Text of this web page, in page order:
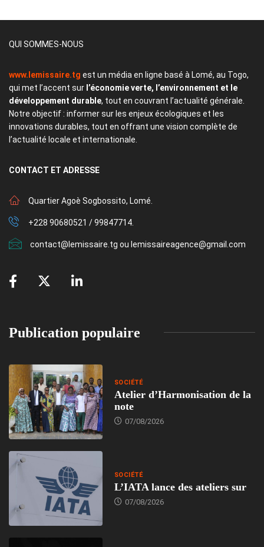
QUI SOMMES-NOUS
www.lemissaire.tg est un média en ligne basé à Lomé, au Togo,
qui met l’accent sur l’économie verte, l’environnement et le
développement durable, tout en couvrant l’actualité générale.
Notre objectif : informer sur les enjeux écologiques et les
innovations durables, tout en offrant une vision complète de
l’actualité locale et internationale.
CONTACT ET ADRESSE
Quartier Agoè Sogbossito, Lomé.
+228 90680521 / 99847714.
contact@lemissaire.tg ou lemissaireagence@gmail.com
Publication populaire
SOCIÉTÉ
Atelier d’Harmonisation de la
note
07/08/2026
SOCIÉTÉ
L’IATA lance des ateliers sur
07/08/2026